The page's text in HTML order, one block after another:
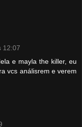
12:07
e mayla the killer, eu
vcs análisrem e verem